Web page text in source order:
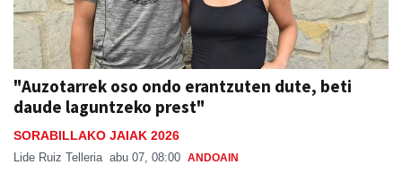
"Auzotarrek oso ondo erantzuten dute, beti
daude laguntzeko prest"
SORABILLAKO JAIAK 2026
Lide Ruiz Telleria abu 07, 08:00 ANDOAIN